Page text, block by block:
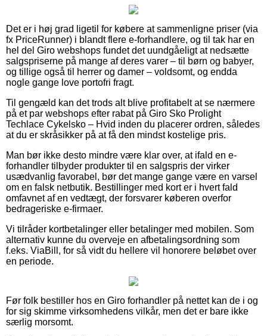
Det er i høj grad ligetil for købere at sammenligne priser (via
fx PriceRunner) i blandt flere e-forhandlere, og til tak har en
hel del Giro webshops fundet det uundgåeligt at nedsætte
salgspriserne på mange af deres varer – til børn og babyer,
og tillige også til herrer og damer – voldsomt, og endda
nogle gange love portofri fragt.
Til gengæld kan det trods alt blive profitabelt at se nærmere
på et par webshops efter rabat på Giro Sko Prolight
Techlace Cykelsko – Hvid inden du placerer ordren, således
at du er skråsikker på at få den mindst kostelige pris.
Man bør ikke desto mindre være klar over, at ifald en e-
forhandler tilbyder produkter til en salgspris der virker
usædvanlig favorabel, bør det mange gange være en varsel
om en falsk netbutik. Bestillinger med kort er i hvert fald
omfavnet af en vedtægt, der forsvarer køberen overfor
bedrageriske e-firmaer.
Vi tilråder kortbetalinger eller betalinger med mobilen. Som
alternativ kunne du overveje en afbetalingsordning som
f.eks. ViaBill, for så vidt du hellere vil honorere beløbet over
en periode.
Før folk bestiller hos en Giro forhandler på nettet kan de i og
for sig skimme virksomhedens vilkår, men det er bare ikke
særlig morsomt.